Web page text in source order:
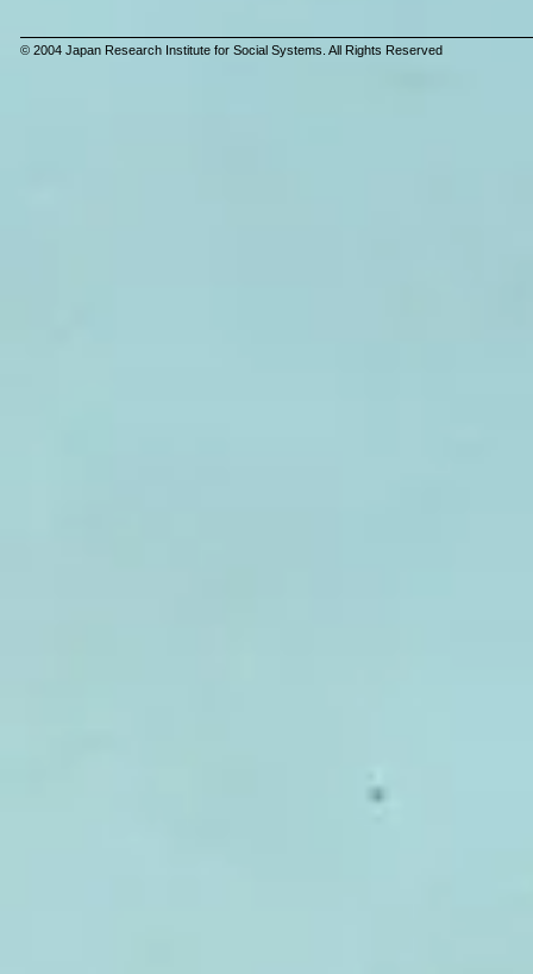
© 2004 Japan Research Institute for Social Systems. All Rights Reserved